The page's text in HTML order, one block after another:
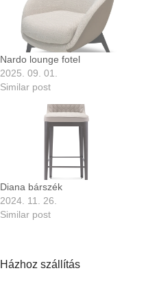
Nardo lounge fotel
2025. 09. 01.
Similar post
Diana bárszék
2024. 11. 26.
Similar post
Házhoz szállítás